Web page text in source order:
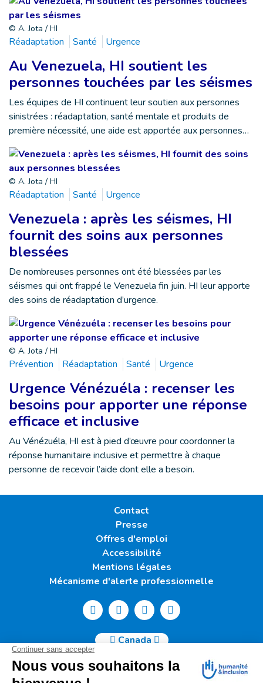
© A. Jota / HI
Réadaptation Santé Urgence
Au Venezuela, HI soutient les
personnes touchées par les séismes
Les équipes de HI continuent leur soutien aux personnes
sinistrées : réadaptation, santé mentale et produits de
première nécessité, une aide est apportée aux personnes…
© A. Jota / HI
Réadaptation Santé Urgence
Venezuela : après les séismes, HI
fournit des soins aux personnes
blessées
De nombreuses personnes ont été blessées par les
séismes qui ont frappé le Venezuela fin juin. HI leur apporte
des soins de réadaptation d’urgence.
© A. Jota / HI
Prévention Réadaptation Santé Urgence
Urgence Vénézuéla : recenser les
besoins pour apporter une réponse
efficace et inclusive
Au Vénézuéla, HI est à pied d’œuvre pour coordonner la
réponse humanitaire inclusive et permettre à chaque
personne de recevoir l’aide dont elle a besoin.
Contact
Presse
Offres d'emploi
Accessibilité
Mentions légales
Mécanisme d'alerte professionnelle
Canada